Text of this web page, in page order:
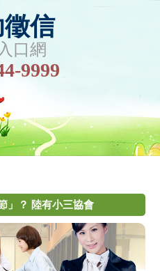
信
口網
9999
」？ 陸有小三協會